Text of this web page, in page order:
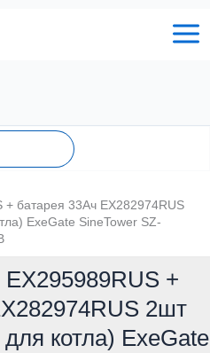
батарея 33Aч EX282974RUS
ExeGate SineTower SZ-
+
2шт
котла) ExeGate